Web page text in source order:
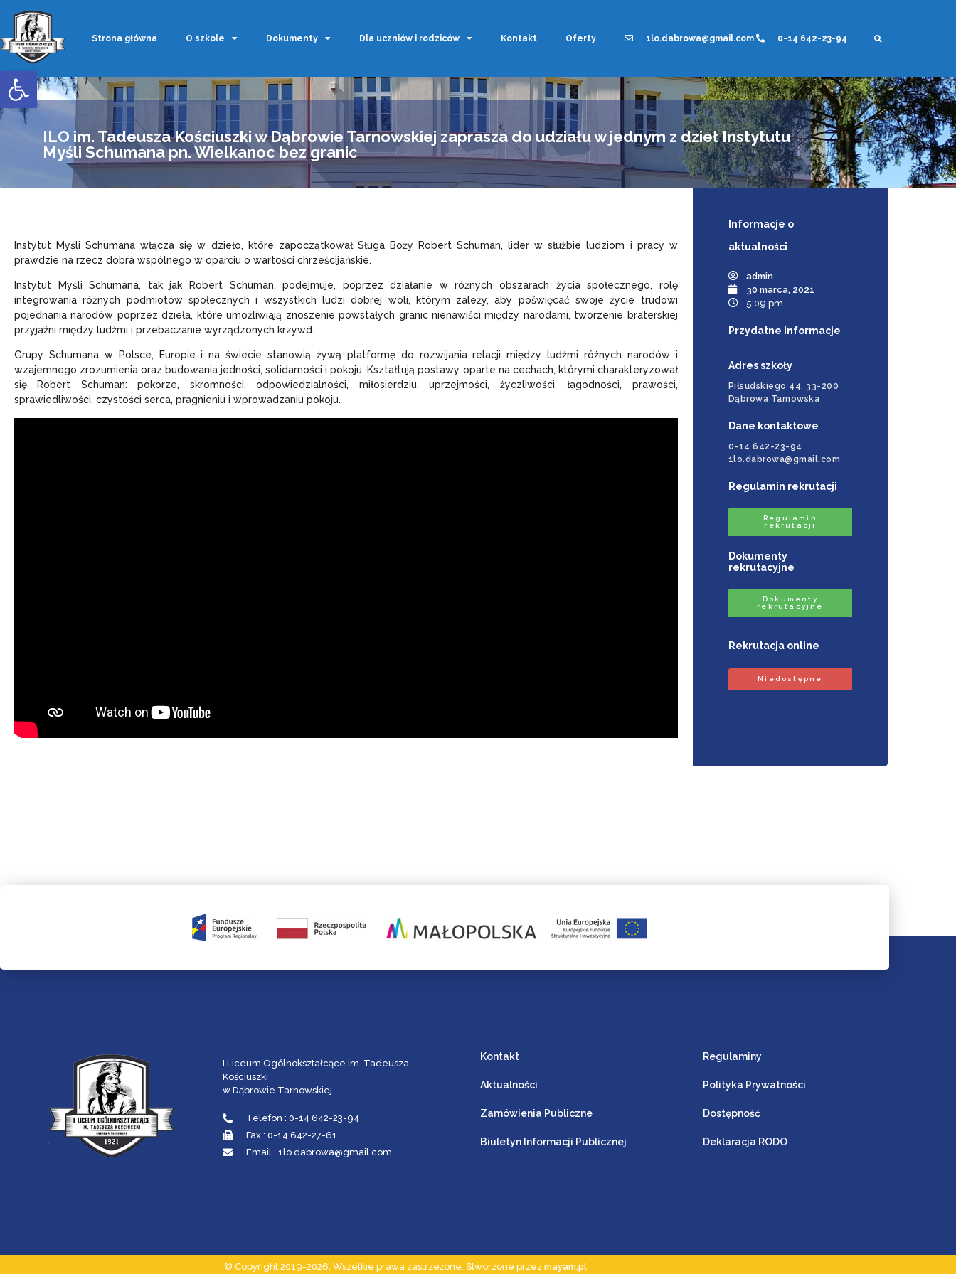
Otwórz pasek narzędzi
Strona główna O szkole Dokumenty Dla uczniów i rodziców Kontakt Oferty 1lo.dabrowa@gmail.com 0-14 642-23-94
ILO im. Tadeusza Kościuszki w Dąbrowie Tarnowskiej zaprasza do udziału w jednym z dzieł Instytutu
Myśli Schumana pn. Wielkanoc bez granic
Instytut Myśli Schumana włącza się w dzieło, które zapoczątkował Sługa Boży Robert Schuman, lider w służbie ludziom i pracy w
prawdzie na rzecz dobra wspólnego w oparciu o wartości chrześcijańskie.
Instytut Myśli Schumana, tak jak Robert Schuman, podejmuje, poprzez działanie w różnych obszarach życia społecznego, rolę
integrowania różnych podmiotów społecznych i wszystkich ludzi dobrej woli, którym zależy, aby poświęcać swoje życie trudowi
pojednania narodów poprzez dzieła, które umożliwiają znoszenie powstałych granic nienawiści między narodami, tworzenie braterskiej
przyjaźni między ludźmi i przebaczanie wyrządzonych krzywd.
Grupy Schumana w Polsce, Europie i na świecie stanowią żywą platformę do rozwijania relacji między ludźmi różnych narodów i
wzajemnego zrozumienia oraz budowania jedności, solidarności i pokoju. Kształtują postawy oparte na cechach, którymi charakteryzował
się Robert Schuman: pokorze, skromności, odpowiedzialności, miłosierdziu, uprzejmości, życzliwości, łagodności, prawości,
sprawiedliwości, czystości serca, pragnieniu i wprowadzaniu pokoju.
Informacje o
aktualności
admin
30 marca, 2021
5:09 pm
Przydatne Informacje
Adres szkoły
Piłsudskiego 44, 33-200
Dąbrowa Tarnowska
Dane kontaktowe
0-14 642-23-94
1lo.dabrowa@gmail.com
Regulamin rekrutacji
Regulamin
rekrutacji
Dokumenty
rekrutacyjne
Dokumenty
rekrutacyjne
Rekrutacja online
Niedostępne
I Liceum Ogólnokształcące im. Tadeusza
Kościuszki
w Dąbrowie Tarnowskiej
Telefon : 0-14 642-23-94
Fax : 0-14 642-27-61
Email : 1lo.dabrowa@gmail.com
Kontakt
Aktualności
Zamówienia Publiczne
Biuletyn Informacji Publicznej
Regulaminy
Polityka Prywatności
Dostępność
Deklaracja RODO
© Copyright 2019-2026. Wszelkie prawa zastrzeżone. Stworzone przez mayam.pl